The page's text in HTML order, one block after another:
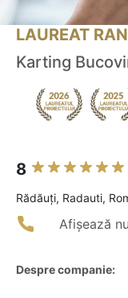
LAUREAT
Karting
8
Rădăuţi, Radauti,
Afișează
Despre companie: